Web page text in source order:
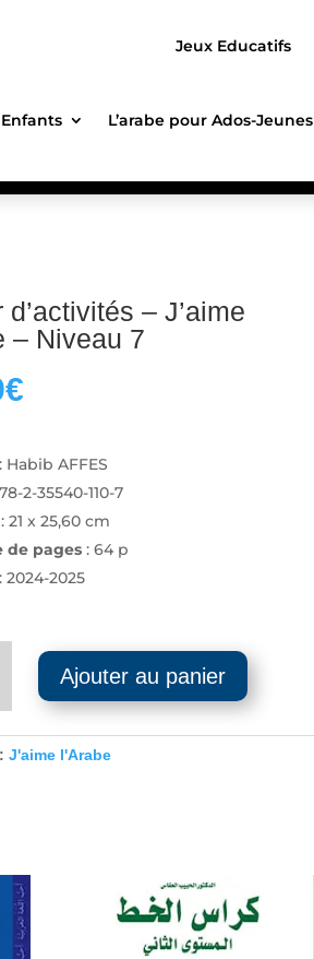
Jeux Educatifs
Enfants L’arabe pour Ados-Jeunes
d’activités – J’aime
– Niveau 7
€
Habib AFFES
2-35540-110-7
21 x 25,60 cm
de pages: 64 p
: 2024-2025
Ajouter au panier
J'aime l'Arabe